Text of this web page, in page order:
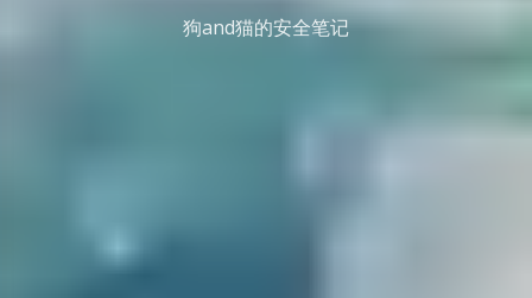
狗and猫的安全笔记